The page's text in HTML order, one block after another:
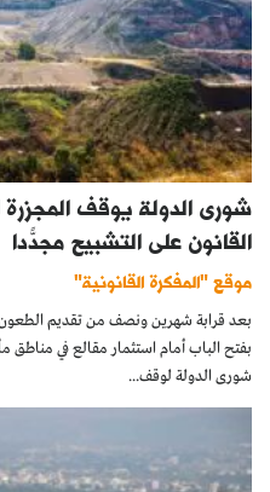
شورى الدولة يوقف المجزرة
القانون على التشبيح مجدّدًا
موقع "المفكرة القانونية"
بعد قرابة شهرين ونصف من تقديم
بفتح الباب أمام استثمار مقالع في
شورى الدولة لوقف...